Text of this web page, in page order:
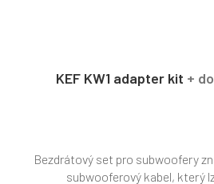
KEF KW1 adapter kit +
Bezdrátový set pro subwoofery
subwooferový kabel, který